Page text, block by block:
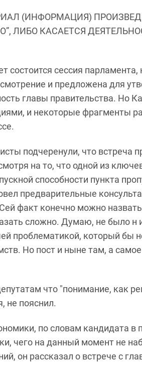
(ИНФОРМАЦИЯ)
ЛИБО КАСАЕТСЯ
состоится сессия
и предложена для
главы правительства. Но
и некоторые фрагменты
подчеренули, что встреча
на то, что одной из
способности пункта
предварительные
факт конечно можно
сложно. Думаю, не было н
проблематикой, который бы
Но пост и ныне там, а
что "понимание, как
не пояснил.
по словам кандидата в
чего на данный момент не
он рассказал о встрече с